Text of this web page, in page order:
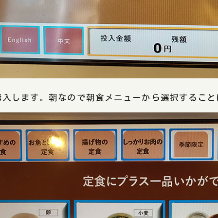
します。朝なので朝食メニューから選択するこ